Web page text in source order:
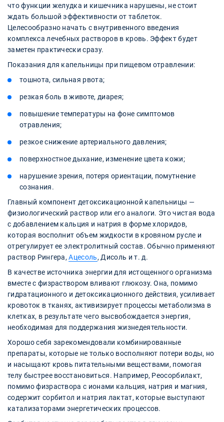
что функции желудка и кишечника нарушены, не стоит
ждать большой эффективности от таблеток.
Целесообразно начать с внутривенного введения
комплекса лечебных растворов в кровь. Эффект будет
заметен практически сразу.
Показания для капельницы при пищевом отравлении:
тошнота, сильная рвота;
резкая боль в животе, диарея;
повышение температуры на фоне симптомов
отравления;
резкое снижение артериального давления;
поверхностное дыхание, изменение цвета кожи;
нарушение зрения, потеря ориентации, помутнение
сознания.
Главный компонент детоксикационной капельницы —
физиологический раствор или его аналоги. Это чистая вода
с добавлением кальция и натрия в форме хлоридов,
которая восполнит объем жидкости в кровяном русле и
отрегулирует ее электролитный состав. Обычно применяют
раствор Рингера,Ацесоль, Дисоль и т. д.
В качестве источника энергии для истощенного организма
вместе с физраствором вливают глюкозу. Она, помимо
гидратационного и детоксикационного действия, усиливает
кровоток в тканях, активизирует процессы метаболизма в
клетках, в результате чего высвобождается энергия,
необходимая для поддержания жизнедеятельности.
Хорошо себя зарекомендовали комбинированные
препараты, которые не только восполняют потери воды, но
и насыщают кровь питательными веществами, помогая
телу быстрее восстановиться. Например, Реосорбилакт,
помимо физраствора с ионами кальция, натрия и магния,
содержит сорбитол и натрия лактат, которые выступают
катализаторами энергетических процессов.